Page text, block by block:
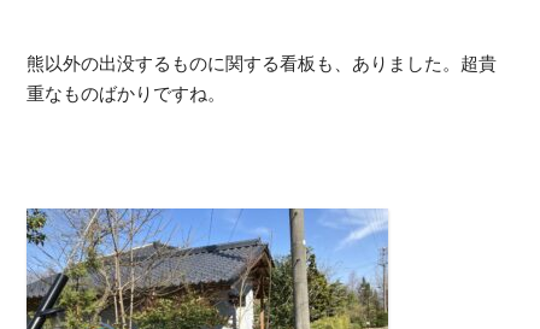
熊以外の出没するものに関する看板も、ありました。超貴
重なものばかりですね。